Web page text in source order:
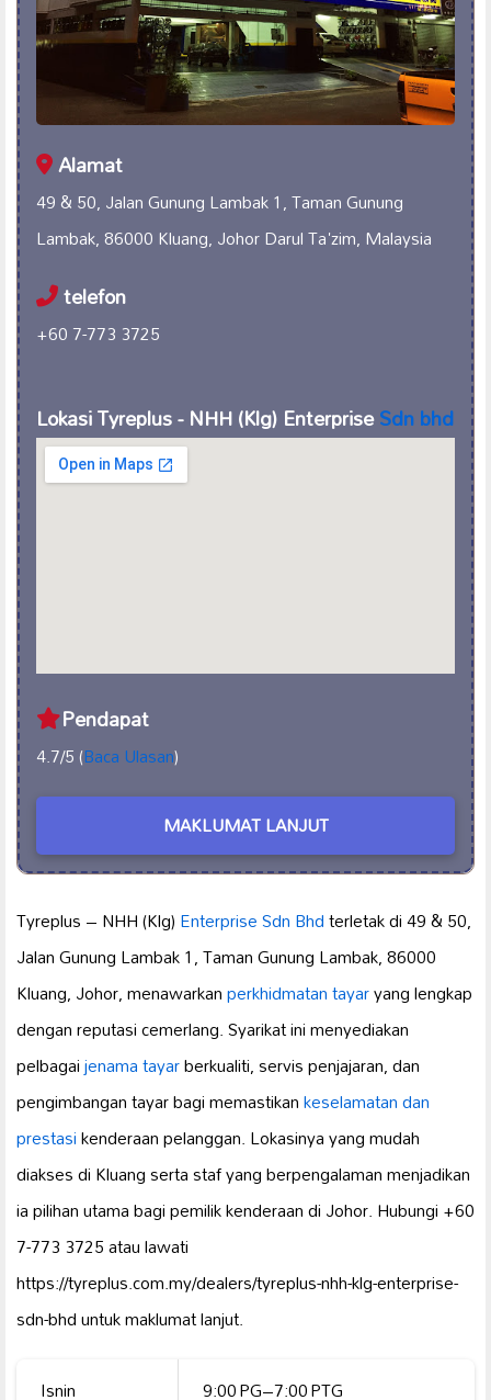
Alamat
49 & 50, Jalan Gunung Lambak 1, Taman Gunung
Lambak, 86000 Kluang, Johor Darul Ta'zim, Malaysia
telefon
+60 7-773 3725
Lokasi Tyreplus - NHH (Klg) EnterpriseSdn bhd
Pendapat
4.7/5 (Baca Ulasan)
MAKLUMAT LANJUT
Tyreplus – NHH (Klg)Enterprise Sdn Bhdterletak di 49 & 50,
Jalan Gunung Lambak 1, Taman Gunung Lambak, 86000
Kluang, Johor, menawarkanperkhidmatan tayaryang lengkap
dengan reputasi cemerlang. Syarikat ini menyediakan
pelbagaijenama tayarberkualiti, servis penjajaran, dan
pengimbangan tayar bagi memastikankeselamatan dan
prestasikenderaan pelanggan. Lokasinya yang mudah
diakses di Kluang serta staf yang berpengalaman menjadikan
ia pilihan utama bagi pemilik kenderaan di Johor. Hubungi +60
7-773 3725 atau lawati
https://tyreplus.com.my/dealers/tyreplus-nhh-klg-enterprise-
sdn-bhd untuk maklumat lanjut.
Isnin
9:00 PG–7:00 PTG